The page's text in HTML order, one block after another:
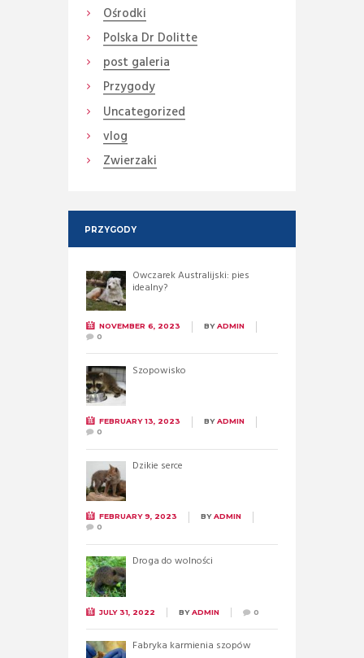
Ośrodki
Polska Dr Dolitte
post galeria
Przygody
Uncategorized
vlog
Zwierzaki
PRZYGODY
Owczarek Australijski: pies
idealny?
NOVEMBER 6, 2023 BYADMIN
0
Szopowisko
FEBRUARY 13, 2023 BYADMIN
0
Dzikie serce
FEBRUARY 9, 2023 BYADMIN
0
Droga do wolności
JULY 31, 2022 BYADMIN 0
Fabryka karmienia szopów